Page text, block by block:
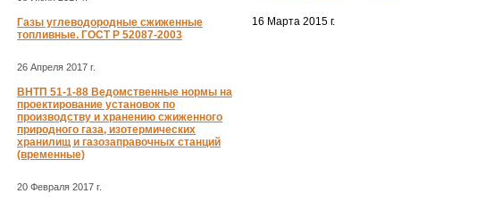
Газы углеводородные сжиженные
топливные. ГОСТ Р 52087-2003
26 Апреля 2017 г.
ВНТП 51-1-88 Ведомственные нормы на
проектирование установок по
производству и хранению сжиженного
природного газа, изотермических
хранилищ и газозаправочных станций
(временные)
20 Февраля 2017 г.
16 Марта 2015 г.